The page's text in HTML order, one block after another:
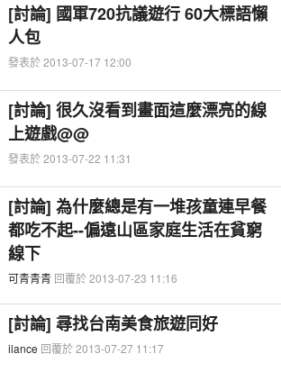
[討論] 國軍720抗議遊行 60大標語懶
人包
發表於 2013-07-17 12:00
[討論] 很久沒看到畫面這麼漂亮的線
上遊戲@@
發表於 2013-07-22 11:31
[討論] 為什麼總是有一堆孩童連早餐
都吃不起--偏遠山區家庭生活在貧窮
線下
可青青青回覆於 2013-07-23 11:16
[討論] 尋找台南美食旅遊同好
ilance 回覆於 2013-07-27 11:17